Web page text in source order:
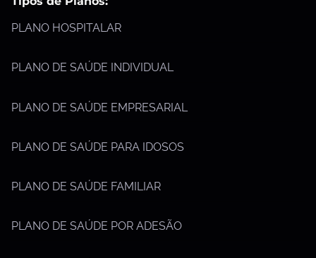
PLANO HOSPITALAR
PLANO DE SAÚDE INDIVIDUAL
PLANO DE SAÚDE EMPRESARIAL
PLANO DE SAÚDE PARA IDOSOS
PLANO DE SAÚDE FAMILIAR
PLANO DE SAÚDE POR ADESÃO